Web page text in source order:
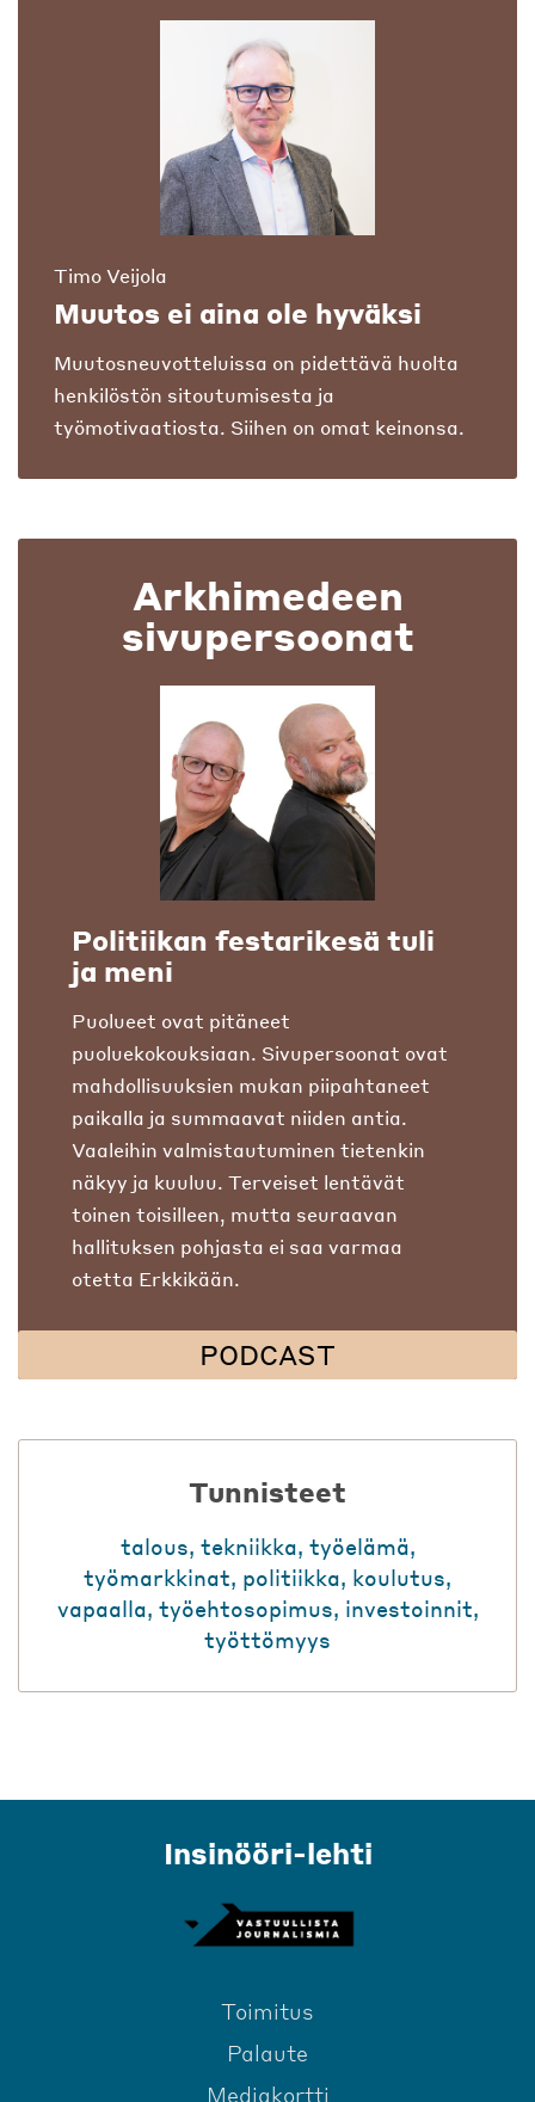
Timo Veijola
Muutos ei aina ole hyväksi
Muutosneuvotteluissa on pidettävä huolta
henkilöstön sitoutumisesta ja
työmotivaatiosta. Siihen on omat keinonsa.
Arkhimedeen
sivupersoonat
Politiikan festarikesä tuli
ja meni
Puolueet ovat pitäneet
puoluekokouksiaan. Sivupersoonat ovat
mahdollisuuksien mukan piipahtaneet
paikalla ja summaavat niiden antia.
Vaaleihin valmistautuminen tietenkin
näkyy ja kuuluu. Terveiset lentävät
toinen toisilleen, mutta seuraavan
hallituksen pohjasta ei saa varmaa
otetta Erkkikään.
PODCAST
Tunnisteet
talous, tekniikka, työelämä,
työmarkkinat, politiikka, koulutus,
vapaalla, työehtosopimus, investoinnit,
työttömyys
Insinööri-lehti
Toimitus
Palaute
Mediakortti